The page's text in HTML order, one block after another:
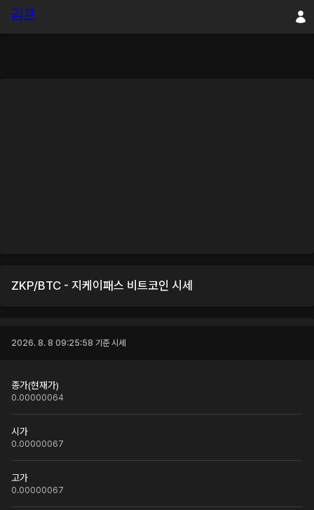
ZKP/BTC - 지케이패스 비트코인 시세
2026. 8. 8 09:25:58 기준 시세
종가(현재가)
0.00000064
시가
0.00000067
고가
0.00000067